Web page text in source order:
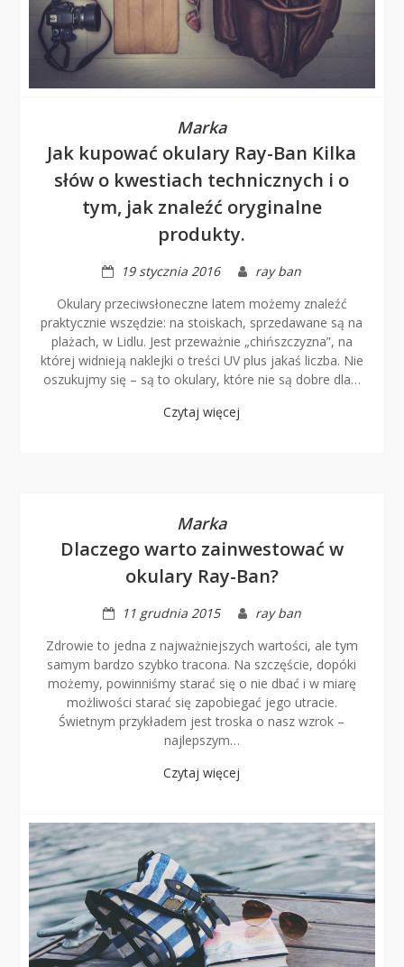
Marka
Jak kupować okulary Ray-Ban Kilka
słów o kwestiach technicznych i o
tym, jak znaleźć oryginalne
produkty.
19 stycznia 2016
ray ban
Okulary przeciwsłoneczne latem możemy znaleźć
praktycznie wszędzie: na stoiskach, sprzedawane są na
plażach, w Lidlu. Jest przeważnie „chińszczyzna”, na
której widnieją naklejki o treści UV plus jakaś liczba. Nie
oszukujmy się – są to okulary, które nie są dobre dla…
Czytaj więcej
Marka
Dlaczego warto zainwestować w
okulary Ray-Ban?
11 grudnia 2015
ray ban
Zdrowie to jedna z najważniejszych wartości, ale tym
samym bardzo szybko tracona. Na szczęście, dopóki
możemy, powinniśmy starać się o nie dbać i w miarę
możliwości starać się zapobiegać jego utracie.
Świetnym przykładem jest troska o nasz wzrok –
najlepszym…
Czytaj więcej